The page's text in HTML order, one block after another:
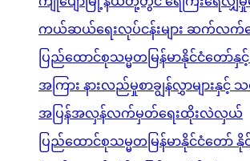
ကယ်ဆယ်ရေးလုပ်ငန်းများ ဆက်လက်
ပြည်ထောင်စုသမ္မတမြန်မာနိုင်ငံတော်နှ
အကြား နားလည်မှုစာချွန်လွှာများနှင့်
အပြန်အလှန်လက်မှတ်ရေးထိုးလဲလှယ်
ပြည်ထောင်စုသမ္မတမြန်မာနိုင်ငံတော်